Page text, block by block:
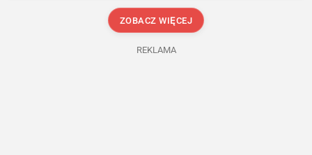
ZOBACZ WIĘCEJ
REKLAMA